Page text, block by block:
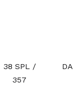
38 SPL /
357
DA